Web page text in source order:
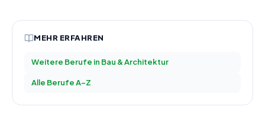
MEHR ERFAHREN
Weitere Berufe in Bau & Architektur
Alle Berufe A–Z